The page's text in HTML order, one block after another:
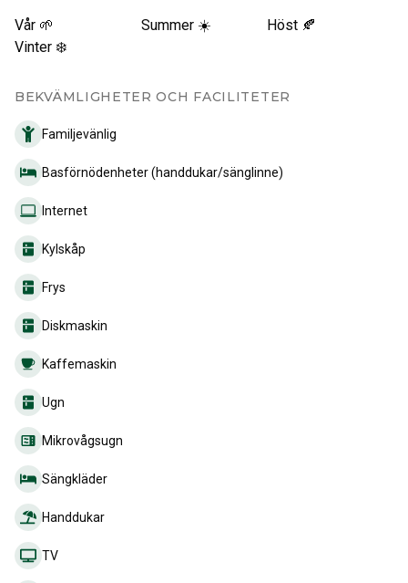
Vår 🌱 Summer ☀️
Höst 🍂
Vinter ❄️
BEKVÄMLIGHETER OCH FACILITETER
Familjevänlig
Basförnödenheter (handdukar/sänglinne)
Internet
Kylskåp
Frys
Diskmaskin
Kaffemaskin
Ugn
Mikrovågsugn
Sängkläder
Handdukar
TV